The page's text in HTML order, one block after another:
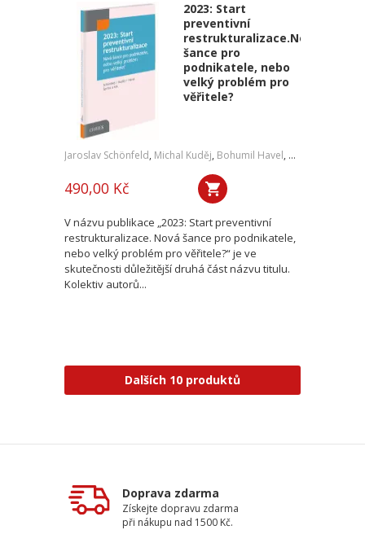
2023: Start
preventivní
restrukturalizace.Nová
šance pro
podnikatele, nebo
velký problém pro
věřitele?
Jaroslav Schönfeld, Michal Kuděj, Bohumil Havel, Petr Sprinz
490,00 Kč
V názvu publikace „2023: Start preventivní
restrukturalizace. Nová šance pro podnikatele,
nebo velký problém pro věřitele?“ je ve
skutečnosti důležitější druhá část názvu titulu.
Kolektiv autorů...
Dalších 10 produktů
Doprava zdarma
Získejte dopravu zdarma
při nákupu nad 1500 Kč.